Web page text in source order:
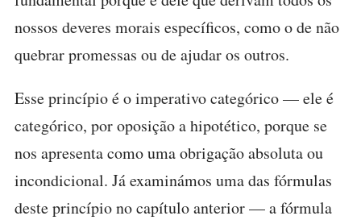
nossos deveres morais específicos, como o de não
quebrar promessas ou de ajudar os outros.
Esse princípio é o imperativo categórico — ele é
categórico, por oposição a hipotético, porque se
nos apresenta como uma obrigação absoluta ou
incondicional. Já examinámos uma das fórmulas
deste princípio no capítulo anterior — a fórmula